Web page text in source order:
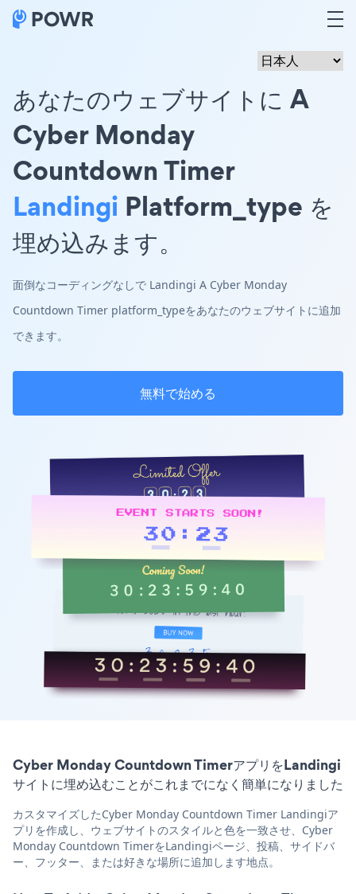
あなたのウェブサイトに A
Cyber Monday
Countdown Timer
Landingi Platform_type を
埋め込みます。
面倒なコーディングなしで Landingi A Cyber Monday
Countdown Timer platform_typeをあなたのウェブサイトに追加
できます。
無料で始める
Cyber Monday Countdown TimerアプリをLandingi
サイトに埋め込むことがこれまでになく簡単になりました
カスタマイズしたCyber Monday Countdown Timer Landingiア
プリを作成し、ウェブサイトのスタイルと色を一致させ、Cyber
Monday Countdown TimerをLandingiページ、投稿、サイドバ
ー、フッター、または好きな場所に追加します地点。